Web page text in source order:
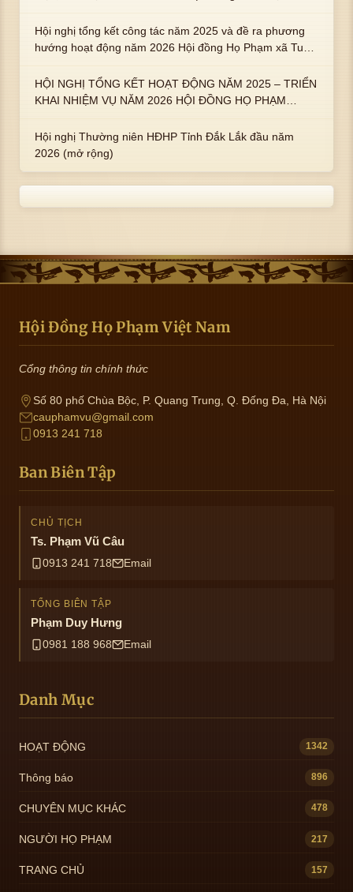
trai : ngài Phạm Huy, Phạm Miện
Hội nghị tổng kết công tác năm 2025 và đề ra phương
hướng hoạt động năm 2026 Hội đồng Họ Phạm xã Tuy
HỘI NGHỊ TỔNG KẾT HOẠT ĐỘNG NĂM 2025 – TRIỂN
KHAI NHIỆM VỤ NĂM 2026 HỘI ĐỒNG HỌ PHẠM
Hội nghị Thường niên HĐHP Tỉnh Đắk Lắk đầu năm
2026 (mở rộng)
Hội Đồng Họ Phạm Việt Nam
Cổng thông tin chính thức
Số 80 phố Chùa Bộc, P. Quang Trung, Q. Đống Đa, Hà Nội
cauphamvu@gmail.com
0913 241 718
Ban Biên Tập
CHỦ TỊCH
Ts. Phạm Vũ Câu
0913 241 718 Email
TỔNG BIÊN TẬP
Phạm Duy Hưng
0981 188 968 Email
Danh Mục
HOẠT ĐỘNG 1342
Thông báo 896
CHUYÊN MỤC KHÁC 478
NGƯỜI HỌ PHẠM 217
TRANG CHỦ 157